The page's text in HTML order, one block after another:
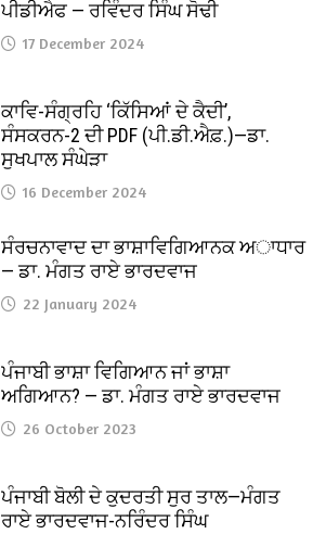
ਪੀਡੀਐਫ — ਰਵਿੰਦਰ ਸਿੰਘ ਸੋਢੀ
17 December 2024
ਕਾਵਿ-ਸੰਗ੍ਰਹਿ ‘ਕਿੱਸਿਆਂ ਦੇ ਕੈਦੀ’,
ਸੰਸਕਰਨ-2 ਦੀ PDF (ਪੀ.ਡੀ.ਐਫ਼.)—ਡਾ.
ਸੁਖਪਾਲ ਸੰਘੇੜਾ
16 December 2024
ਸੰਰਚਨਾਵਾਦ ਦਾ ਭਾਸ਼ਾਵਿਗਿਆਨਕ ਅਾਧਾਰ
— ਡਾ. ਮੰਗਤ ਰਾਏ ਭਾਰਦਵਾਜ
22 January 2024
ਪੰਜਾਬੀ ਭਾਸ਼ਾ ਵਿਗਿਆਨ ਜਾਂ ਭਾਸ਼ਾ
ਅਗਿਆਨ? — ਡਾ. ਮੰਗਤ ਰਾਏ ਭਾਰਦਵਾਜ
26 October 2023
ਪੰਜਾਬੀ ਬੋਲੀ ਦੇ ਕੁਦਰਤੀ ਸੁਰ ਤਾਲ—ਮੰਗਤ
ਰਾਏ ਭਾਰਦਵਾਜ-ਨਰਿੰਦਰ ਸਿੰਘ